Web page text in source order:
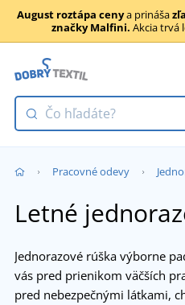
August roztápa cenya prináša
značky Malfini. Akcia trvá
Pracovné odevy
Letné
Jednorazové rúška výborne
vás pred prienikom väčších
pred nebezpečnými látkami,